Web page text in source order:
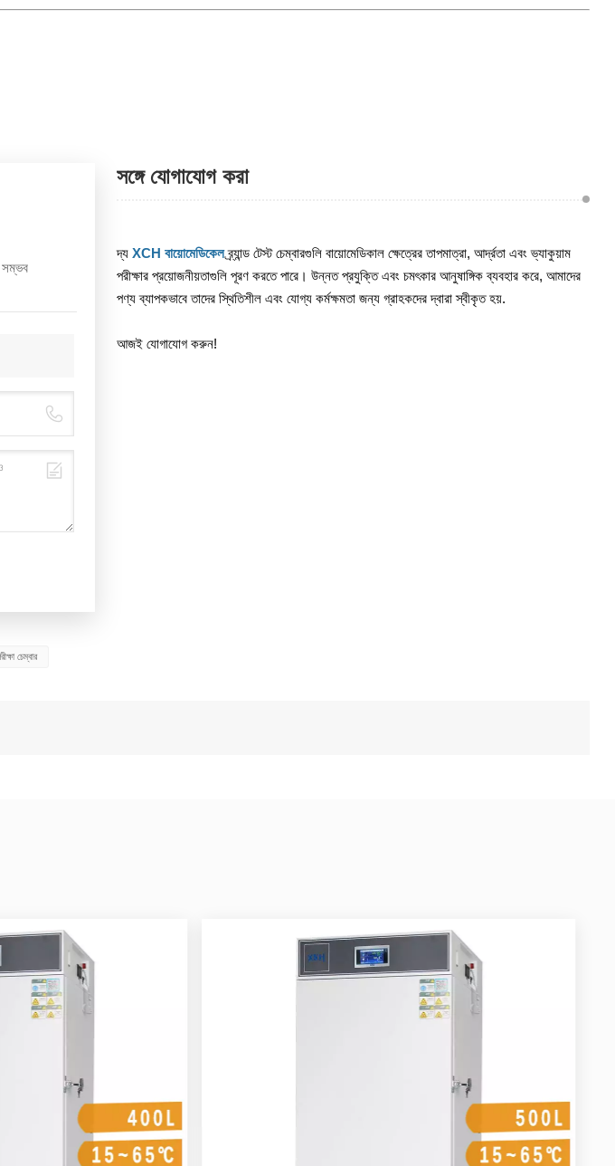
সম্ভব
সঙ্গে যোগাযোগ করা
দ্যXCH বায়োমেডিকেলব্র্যান্ড টেস্ট চেম্বারগুলি বায়োমেডিকাল ক্ষেত্রের তাপমাত্রা, আর্দ্রতা এবং ভ্যাকুয়াম
পরীক্ষার প্রয়োজনীয়তাগুলি পূরণ করতে পারে। উন্নত প্রযুক্তি এবং চমৎকার আনুষাঙ্গিক ব্যবহার করে, আমাদের
পণ্য ব্যাপকভাবে তাদের স্থিতিশীল এবং যোগ্য কর্মক্ষমতা জন্য গ্রাহকদের দ্বারা স্বীকৃত হয়.
আজই যোগাযোগ করুন!
চেম্বার